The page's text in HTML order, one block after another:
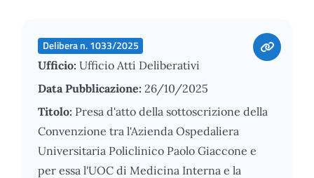
Delibera n. 1033/2025
Ufficio: Ufficio Atti Deliberativi
Data Pubblicazione: 26/10/2025
Titolo: Presa d'atto della sottoscrizione della
Convenzione tra l'Azienda Ospedaliera
Universitaria Policlinico Paolo Giaccone e
per essa l'UOC di Medicina Interna e la